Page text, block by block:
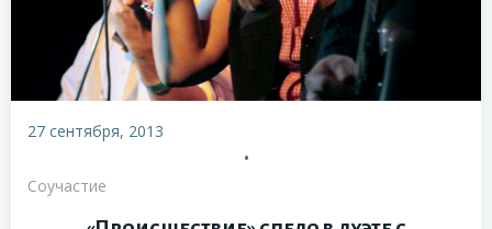
27 сентября, 2013
•
Соучастие